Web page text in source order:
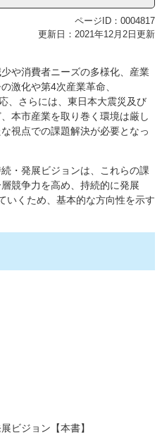
ページID：0004817
更新日：2021年12月2日更新
や消費者ニーズの多様化、産業
激化や第4次産業革命、
、さらには、東日本大震災及び
本市産業を取り巻く環境は厳し
視点での課題解決が必要となっ
・発展ビジョンは、これらの課
競争力を高め、持続的に発展
いくため、基本的な方向性を示す
ビジョン【本書】